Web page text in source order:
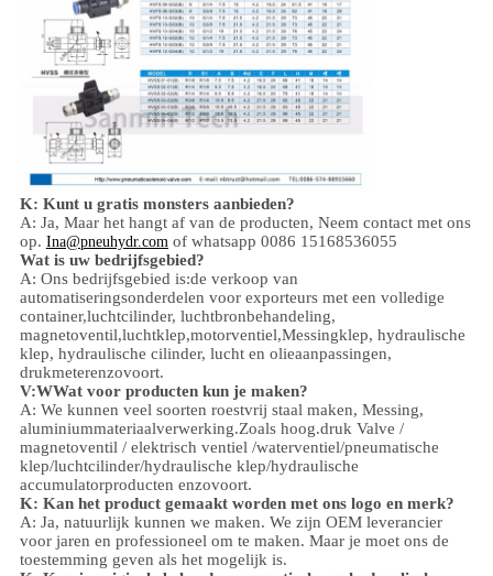
K: Kunt u gratis monsters aanbieden?
A: Ja, Maar het hangt af van de producten, Neem contact met ons
op. Ina@pneuhydr.com of whatsapp 0086 15168536055
Wat is uw bedrijfsgebied?
A: Ons bedrijfsgebied is:de verkoop van
automatiseringsonderdelen voor exporteurs met een volledige
container,luchtcilinder, luchtbronbehandeling,
magnetoventil,luchtklep,motorventiel,Messingklep, hydraulische
klep, hydraulische cilinder, lucht en olieaanpassingen,
drukmeterenzovoort.
V:WWat voor producten kun je maken?
A: We kunnen veel soorten roestvrij staal maken, Messing,
aluminiummateriaalverwerking.Zoals hoog.druk Valve /
magnetoventil / elektrisch ventiel /waterventiel/pneumatische
klep/luchtcilinder/hydraulische klep/hydraulische
accumulatorproducten enzovoort.
K: Kan het product gemaakt worden met ons logo en merk?
A: Ja, natuurlijk kunnen we maken. We zijn OEM leverancier
voor jaren en professioneel om te maken. Maar je moet ons de
toestemming geven als het mogelijk is.